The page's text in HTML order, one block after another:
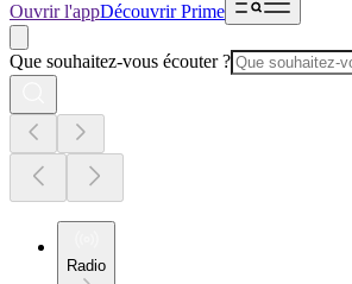
Ouvrir l'appDécouvrir Prime
Que souhaitez-vous écouter ?
Radio